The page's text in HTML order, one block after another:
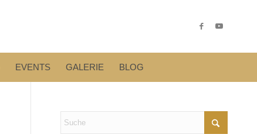
EVENTS GALERIE BLOG